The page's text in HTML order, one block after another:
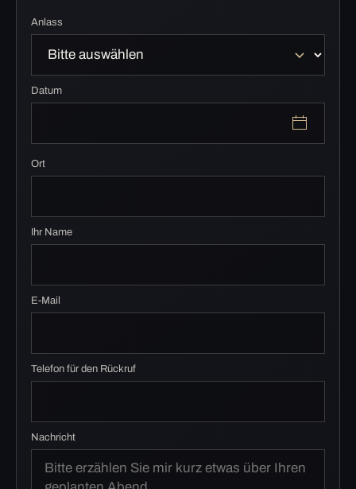
Anlass
Datum
Ort
Ihr Name
E-Mail
Telefon für den Rückruf
Nachricht